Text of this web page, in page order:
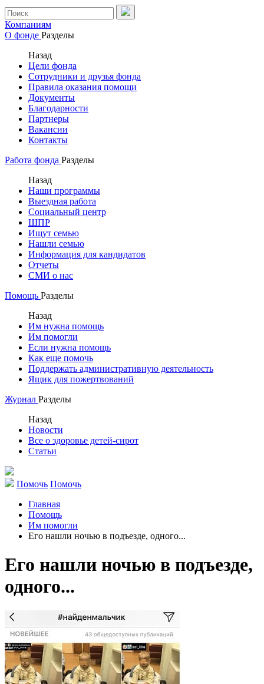
Компаниям
О фонде Разделы
Назад
Цели фонда
Сотрудники и друзья фонда
Правила оказания помощи
Документы
Благодарности
Партнеры
Вакансии
Контакты
Работа фонда Разделы
Назад
Наши программы
Выездная работа
Социальный центр
ШПР
Ищут семью
Нашли семью
Информация для кандидатов
Отчеты
СМИ о нас
Помощь Разделы
Назад
Им нужна помощь
Им помогли
Если нужна помощь
Как еще помочь
Поддержать административную деятельность
Ящик для пожертвований
Журнал Разделы
Назад
Новости
Все о здоровье детей-сирот
Статьи
Помочь Помочь
Главная
Помощь
Им помогли
Его нашли ночью в подъезде, одного...
Его нашли ночью в подъезде,
одного...